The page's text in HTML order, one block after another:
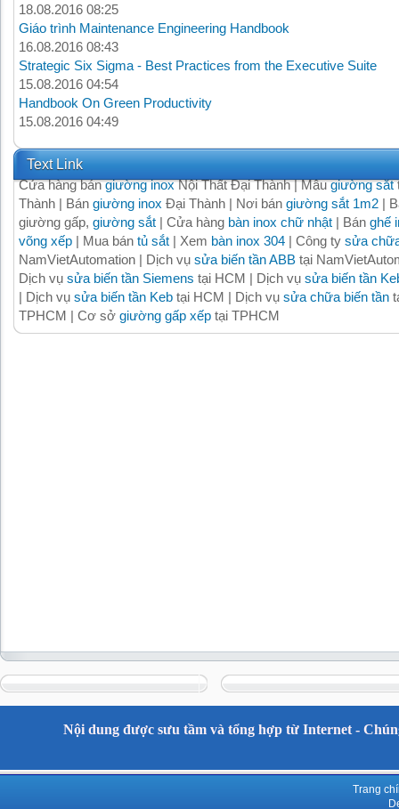
18.08.2016 08:25
Giáo trình Maintenance Engineering Handbook
16.08.2016 08:43
Strategic Six Sigma - Best Practices from the Executive Suite
15.08.2016 04:54
Handbook On Green Productivity
15.08.2016 04:49
Text Link
Cửa hàng bángiường inoxNội Thất Đại Thành | Mẫugiường sắt
Thành | Bán giường inox Đại Thành | Nơi bán giường sắt 1m2 |
giường gấp, giường sắt | Cửa hàng bàn inox chữ nhật | Bán ghế
võng xếp | Mua bán tủ sắt | Xem bàn inox 304 | Công ty sửa
NamVietAutomation | Dịch vụ sửa biến tần ABB tại
Dịch vụ sửa biến tần Siemens tại HCM | Dịch vụ sửa biến tần
| Dịch vụ sửa biến tần Keb tại HCM | Dịch vụ sửa chữa biến tần
TPHCM | Cơ sở giường gấp xếp tại TPHCM
Nội dung được sưu tầm và tổng hợp từ Internet -
Trang